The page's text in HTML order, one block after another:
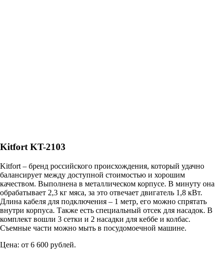
Kitfort KT-2103
Kitfort – бренд российского происхождения, который удачно
балансирует между доступной стоимостью и хорошим
качеством. Выполнена в металлическом корпусе. В минуту она
обрабатывает 2,3 кг мяса, за это отвечает двигатель 1,8 кВт.
Длина кабеля для подключения – 1 метр, его можно спрятать
внутри корпуса. Также есть специальный отсек для насадок. В
комплект вошли 3 сетки и 2 насадки для кеббе и колбас.
Съемные части можно мыть в посудомоечной машине.
Цена: от 6 600 рублей.